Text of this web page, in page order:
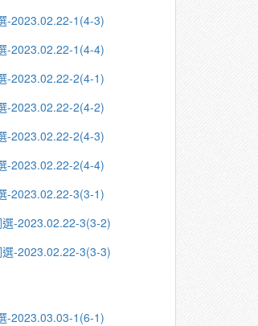
-2023.02.22-1(4-3)
-2023.02.22-1(4-4)
-2023.02.22-2(4-1)
-2023.02.22-2(4-2)
-2023.02.22-2(4-3)
-2023.02.22-2(4-4)
-2023.02.22-3(3-1)
-2023.02.22-3(3-2)
-2023.02.22-3(3-3)
-2023.03.03-1(6-1)